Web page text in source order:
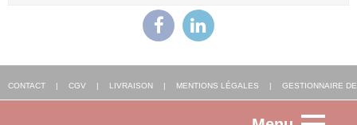
CONTACT | CGV | LIVRAISON | MENTIONS LÉGALES | GESTIONNAIRE DE